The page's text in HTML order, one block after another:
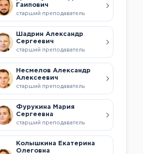
Гаипович
старший преподаватель
Шадрин Александр
Сергеевич
старший преподаватель
Несмелов Александр
Алексеевич
старший преподаватель
Фурукина Мария
Сергеевна
старший преподаватель
Колышкина Екатерина
Олеговна